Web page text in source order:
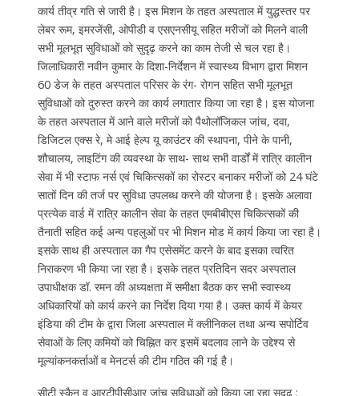
कार्य तीव्र गति से जारी है। इस मिशन के तहत अस्पताल में युद्धस्तर पर
लेबर रूम, इमरजेंसी, ओपीडी व एसएनसीयू सहित मरीजों को मिलने वाली
सभी मूलभूत सुविधाओं को सुदृढ़ करने का काम तेजी से चल रहा है।
जिलाधिकारी नवीन कुमार के दिशा-निर्देशन में स्वास्थ्य विभाग द्वारा मिशन
60 डेज के तहत अस्पताल परिसर के रंग- रोगन सहित सभी मूलभूत
सुविधाओं को दुरुस्त करने का कार्य लगातार किया जा रहा है। इस योजना
के तहत अस्पताल में आने वाले मरीजों को पैथोलॉजिकल जांच, दवा,
डिजिटल एक्स रे, मे आई हेल्प यू काउंटर की स्थापना, पीने के पानी,
शौचालय, लाइटिंग की व्यवस्था के साथ- साथ सभी वार्डों में रात्रि कालीन
सेवा में भी स्टाफ नर्स एवं चिकित्सकों का रोस्टर बनाकर मरीजों को 24 घंटे
सातों दिन की तर्ज पर सुविधा उपलब्ध करने की योजना है। इसके अलावा
प्रत्येक वार्ड में रात्रि कालीन सेवा के तहत एमबीबीएस चिकित्सकों की
तैनाती सहित कई अन्य पहलुओं पर भी मिशन मोड में कार्य किया जा रहा है।
इसके साथ ही अस्पताल का गैप एसेसमेंट करने के बाद इसका त्वरित
निराकरण भी किया जा रहा है। इसके तहत प्रतिदिन सदर अस्पताल
उपाधीक्षक डॉ. रमन की अध्यक्षता में समीक्षा बैठक कर सभी स्वास्थ्य
अधिकारियों को कार्य करने का निर्देश दिया गया है। उक्त कार्य में केयर
इंडिया की टीम के द्वारा जिला अस्पताल में क्लीनिकल तथा अन्य सपोर्टिव
सेवाओं के लिए कमियों को चिह्नित कर इसमें बदलाव लाने के उद्देश्य से
मूल्यांकनकर्ताओं व मेनटर्स की टीम गठित की गई है।
सीटी स्कैन व आरटीपीसीआर जांच सुविधाओं को किया जा रहा सुदृढ़ :